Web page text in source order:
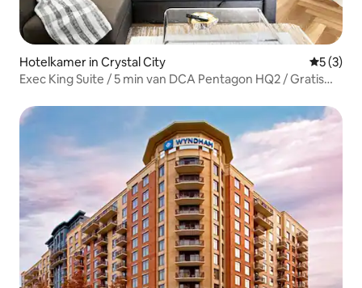
Hotelkamer in Crystal City
5 (3)
Exec King Suite / 5 min van DCA Pentagon HQ2 / Gratis